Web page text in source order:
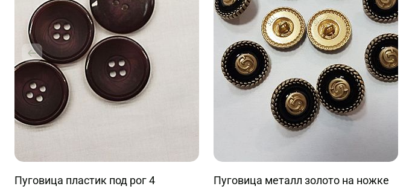
Пуговица пластик под рог 4
Пуговица металл золото на ножке